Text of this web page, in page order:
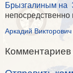
Брызгалиным на
непосредственно
Аркадий
Комментариев